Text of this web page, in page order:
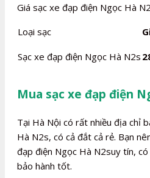
Giá sạc xe đạp điện Ngọc Hà
Loại sạc
Sạc xe đạp điện Ngọc Hà N2s
Mua sạc xe đạp điện
Tại Hà Nội có rất nhiều địa chỉ
Hà N2s, có cả đắt cả rẻ. Bạn
đạp điện Ngọc Hà N2suy tín,
bảo hành tốt.